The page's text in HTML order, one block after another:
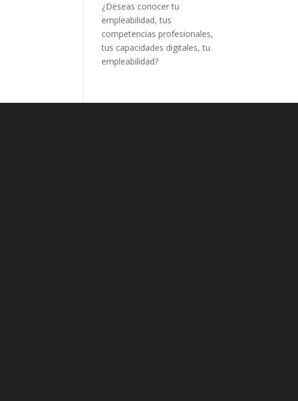
¿Deseas conocer tu
empleabilidad, tus
competencias profesionales,
tus capacidades digitales, tu
empleabilidad?